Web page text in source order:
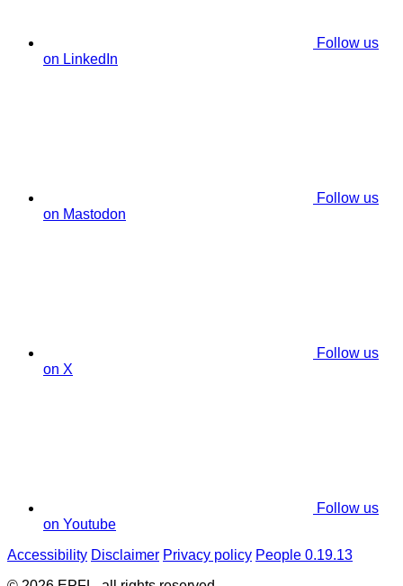
Follow us
on LinkedIn
Follow us
on Mastodon
Follow us
on X
Follow us
on Youtube
Accessibility Disclaimer Privacy policy People 0.19.13